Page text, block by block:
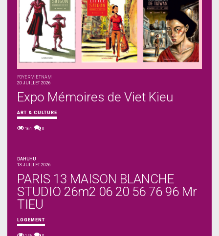
FOYER VIETNAM
20 JUILLET 2026
Expo Mémoires de Viet Kieu
ART & CULTURE
161 0
DAHUHU
13 JUILLET 2026
PARIS 13 MAISON BLANCHE
STUDIO 26m2 06 20 56 76 96 Mr
TIEU
LOGEMENT